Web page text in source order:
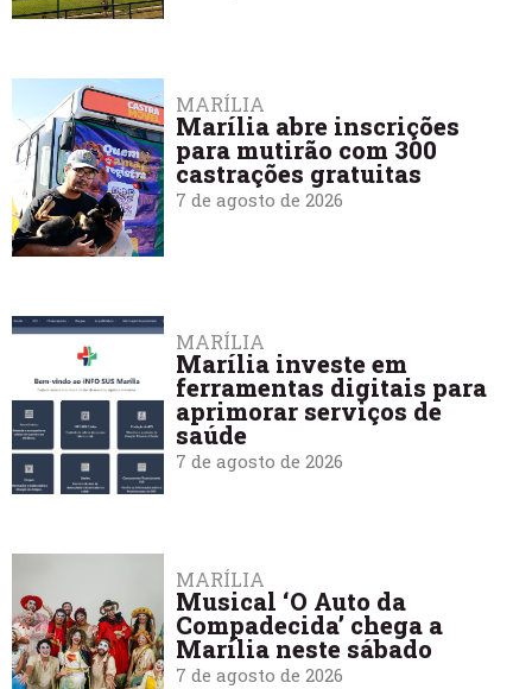
MARÍLIA
Marília abre inscrições
para mutirão com 300
castrações gratuitas
7 de agosto de 2026
MARÍLIA
Marília investe em
ferramentas digitais para
aprimorar serviços de
saúde
7 de agosto de 2026
MARÍLIA
Musical ‘O Auto da
Compadecida’ chega a
Marília neste sábado
7 de agosto de 2026